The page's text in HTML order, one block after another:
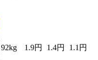
92kg 1.9円 1.4円 1.1円